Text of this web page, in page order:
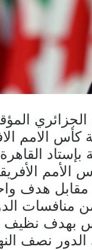
كأس الامم
مقابل هدف
منافسات
نظيف
نصف